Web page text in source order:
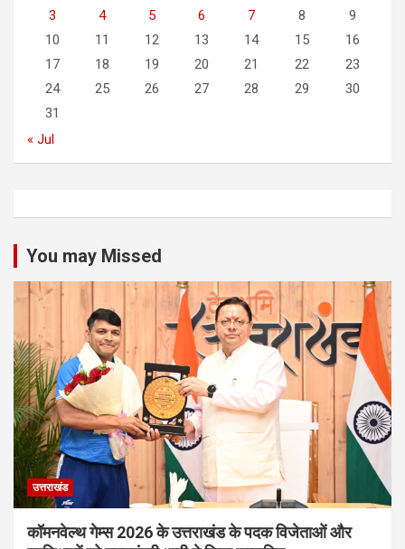
3
4 5 6 7 8
9
10
11 12 13 14 15
16
17
18 19 20 21 22
23
24
25 26 27 28 29
30
31
« Jul
You may Missed
उत्तराखंड
कॉमनवेल्थ गेम्स 2026 के उत्तराखंड के पदक विजेताओं और